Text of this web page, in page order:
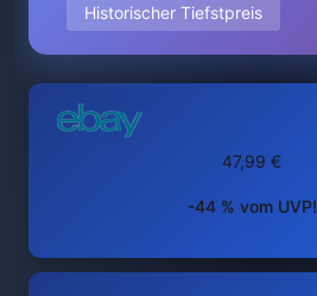
Historischer Tiefstpreis
47,99 €
-44 % vom UVP!